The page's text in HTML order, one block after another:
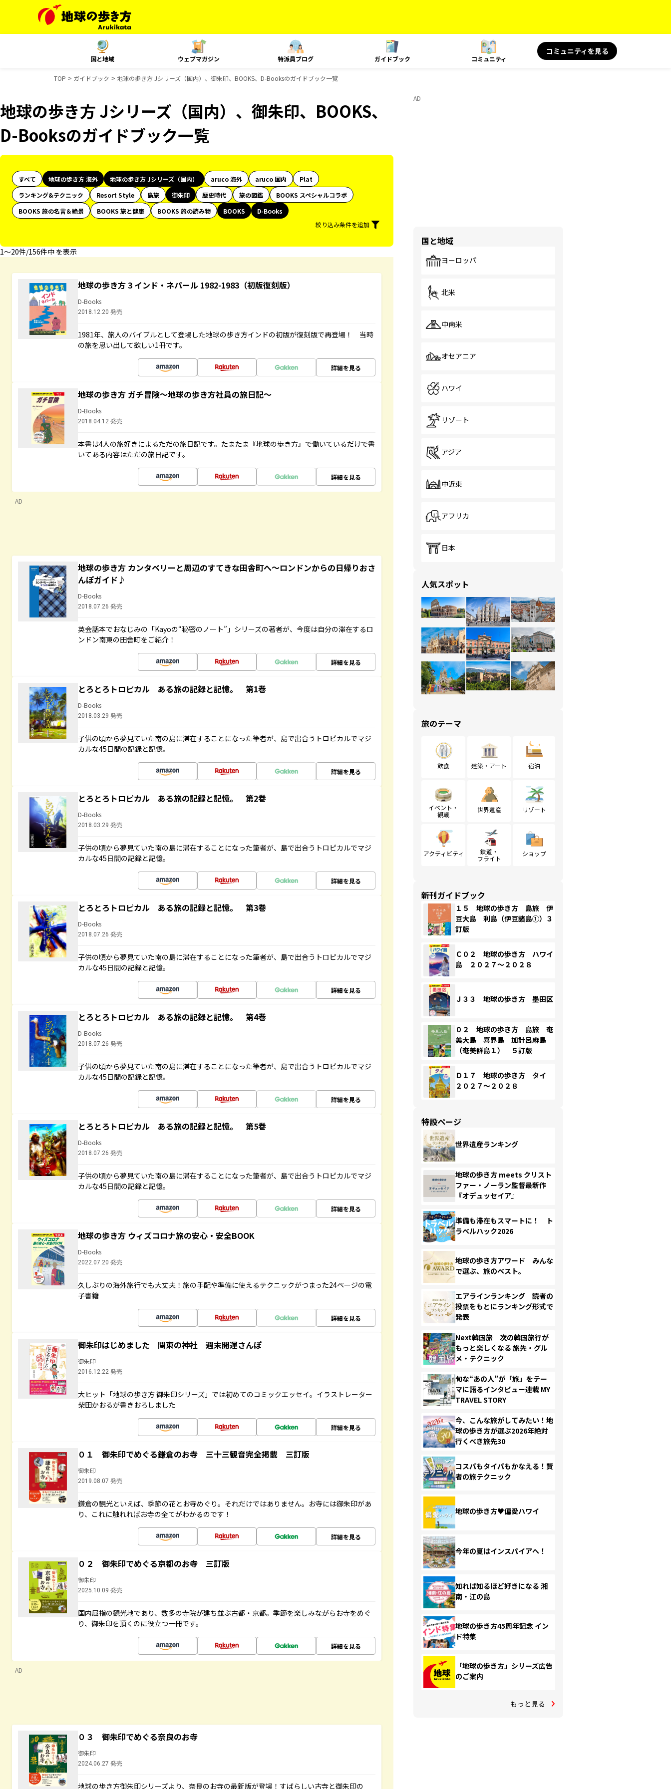
国と地域 ウェブマガジン 特派員ブログ ガイドブック コミュニティ
コミュニティを見る
TOP ガイドブック 地球の歩き方 Jシリーズ（国内）、御朱印、BOOKS、D-Booksのガイドブック一覧
地球の歩き方 Jシリーズ（国内）、御朱印、BOOKS、
D-Booksのガイドブック一覧
すべて 地球の歩き方 海外 地球の歩き方 Jシリーズ（国内） aruco 海外 aruco 国内
Plat
ランキング&テクニック
Resort Style 島旅 御朱印 歴史時代 旅の図鑑
BOOKS スペシャルコラボ
BOOKS 旅の名言＆絶景
BOOKS 旅と健康 BOOKS 旅の読み物 BOOKS
D-Books
絞り込み条件を追加
1〜20件/156件中 を表示
地球の歩き方 3 インド・ネパール 1982-1983（初版復刻版）
D-Books
2018.12.20 発売
1981年、旅人のバイブルとして登場した地球の歩き方インドの初版が復刻版で再登場！ 当時
の旅を思い出して欲しい1冊です。
詳細を見る
地球の歩き方 ガチ冒険～地球の歩き方社員の旅日記～
D-Books
2018.04.12 発売
本書は4人の旅好きによるただの旅日記です。たまたま『地球の歩き方』で働いているだけで書
いてある内容はただの旅日記です。
詳細を見る
AD
地球の歩き方 カンタベリーと周辺のすてきな田舎町へ～ロンドンからの日帰りおさ
んぽガイド♪
D-Books
2018.07.26 発売
英会話本でおなじみの「Kayoの“秘密のノート”」シリーズの著者が、今度は自分の滞在するロ
ンドン南東の田舎町をご紹介！
詳細を見る
とろとろトロピカル ある旅の記録と記憶。 第1巻
D-Books
2018.03.29 発売
子供の頃から夢見ていた南の島に滞在することになった筆者が、島で出合うトロピカルでマジ
カルな45日間の記録と記憶。
詳細を見る
とろとろトロピカル ある旅の記録と記憶。 第2巻
D-Books
2018.03.29 発売
子供の頃から夢見ていた南の島に滞在することになった筆者が、島で出合うトロピカルでマジ
カルな45日間の記録と記憶。
詳細を見る
とろとろトロピカル ある旅の記録と記憶。 第3巻
D-Books
2018.07.26 発売
子供の頃から夢見ていた南の島に滞在することになった筆者が、島で出合うトロピカルでマジ
カルな45日間の記録と記憶。
詳細を見る
とろとろトロピカル ある旅の記録と記憶。 第4巻
D-Books
2018.07.26 発売
子供の頃から夢見ていた南の島に滞在することになった筆者が、島で出合うトロピカルでマジ
カルな45日間の記録と記憶。
詳細を見る
とろとろトロピカル ある旅の記録と記憶。 第5巻
D-Books
2018.07.26 発売
子供の頃から夢見ていた南の島に滞在することになった筆者が、島で出合うトロピカルでマジ
カルな45日間の記録と記憶。
詳細を見る
地球の歩き方 ウィズコロナ旅の安心・安全BOOK
D-Books
2022.07.20 発売
久しぶりの海外旅行でも大丈夫！旅の手配や準備に使えるテクニックがつまった24ページの電
子書籍
詳細を見る
御朱印はじめました 関東の神社 週末開運さんぽ
御朱印
2016.12.22 発売
大ヒット「地球の歩き方 御朱印シリーズ」では初めてのコミックエッセイ。イラストレーター
柴田かおるが書きおろしました
詳細を見る
０１ 御朱印でめぐる鎌倉のお寺 三十三観音完全掲載 三訂版
御朱印
2019.08.07 発売
鎌倉の観光といえば、季節の花とお寺めぐり。それだけではありません。お寺には御朱印があ
り、これに触れればお寺の全てがわかるのです！
詳細を見る
０２ 御朱印でめぐる京都のお寺 三訂版
御朱印
2025.10.09 発売
国内屈指の観光地であり、数多の寺院が建ち並ぶ古都・京都。季節を楽しみながらお寺をめぐ
り、御朱印を頂くのに役立つ一冊です。
詳細を見る
AD
０３ 御朱印でめぐる奈良のお寺
御朱印
2024.06.27 発売
地球の歩き方御朱印シリーズより、奈良のお寺の最新版が登場！すばらしい古寺と御朱印の
AD
国と地域
ヨーロッパ
北米
中南米
オセアニア
ハワイ
リゾート
アジア
中近東
アフリカ
日本
人気スポット
旅のテーマ
飲食 建築・アート 宿泊
イベント・
観戦
世界遺産 リゾート
アクティビティ
鉄道・
フライト
ショップ
新刊ガイドブック
１５ 地球の歩き方 島旅 伊
豆大島 利島（伊豆諸島①）３
訂版
Ｃ０２ 地球の歩き方 ハワイ
島 ２０２７～２０２８
Ｊ３３ 地球の歩き方 墨田区
０２ 地球の歩き方 島旅 奄
美大島 喜界島 加計呂麻島
（奄美群島１） ５訂版
Ｄ１７ 地球の歩き方 タイ
２０２７～２０２８
特設ページ
世界遺産ランキング
地球の歩き方 meets クリスト
ファー・ノーラン監督最新作
『オデュッセイア』
準備も滞在もスマートに！ ト
ラベルハック2026
地球の歩き方アワード みんな
で選ぶ、旅のベスト。
エアラインランキング 読者の
投票をもとにランキング形式で
発表
Next韓国旅 次の韓国旅行が
もっと楽しくなる 旅先・グル
メ・テクニック
旬な“あの人”が「旅」をテー
マに語るインタビュー連載 MY
TRAVEL STORY
今、こんな旅がしてみたい！地
球の歩き方が選ぶ2026年絶対
行くべき旅先30
コスパもタイパもかなえる！賢
者の旅テクニック
地球の歩き方♥偏愛ハワイ
今年の夏はインスパイアへ！
知れば知るほど好きになる 湘
南・江の島
地球の歩き方45周年記念 イン
ド特集
「地球の歩き方」シリーズ広告
のご案内
もっと見る